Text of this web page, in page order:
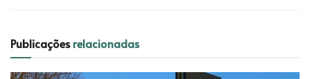
Publicaçõesrelacionadas